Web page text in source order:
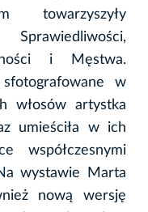
towarzyszyły
i Męstwa.
w
włosów artystka
umieściła w ich
współczesnymi
wystawie Marta
nową wersję